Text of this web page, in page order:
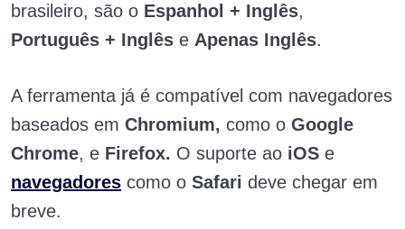
brasileiro, são o Espanhol + Inglês,
Português + Inglês e Apenas Inglês.
A ferramenta já é compatível com navegadores
baseados em Chromium, como o Google
Chrome, e Firefox. O suporte ao iOS e
navegadores como o Safari deve chegar em
breve.